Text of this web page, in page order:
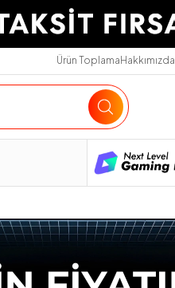
Ürün ToplamaHakkımızda